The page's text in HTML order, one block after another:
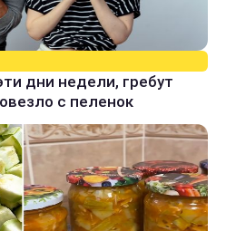
дни недели, гребут
с пеленок